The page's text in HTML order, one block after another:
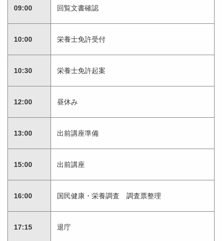
09:00 回覧文書確認
10:00 栄養士免許受付
10:30 栄養士免許起案
12:00 昼休み
13:00 出前講座準備
15:00 出前講座
16:00 国民健康・栄養調査 調査票整理
17:15 退庁